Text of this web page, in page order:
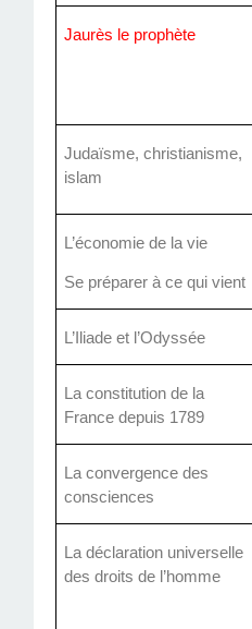
Jaurès le prophète
Judaïsme, christianisme,
islam
L’économie de la vie
Se préparer à ce qui vient
L’Iliade et l’Odyssée
La constitution de la
France depuis 1789
La convergence des
consciences
La déclaration universelle
des droits de l’homme